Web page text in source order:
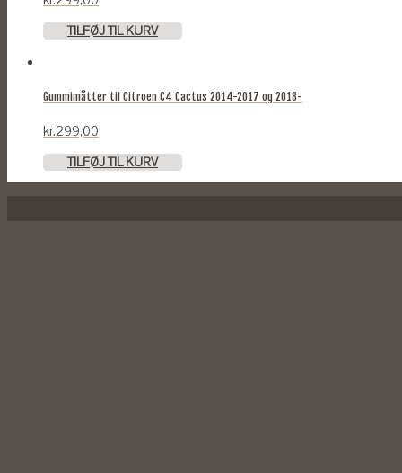
TILFØJ TIL KURV
Gummimåtter til Citroen C4 Cactus 2014-2017 og 2018-
kr.299,00
TILFØJ TIL KURV